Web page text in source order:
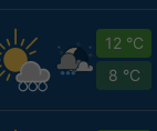
12 °C
8 °C